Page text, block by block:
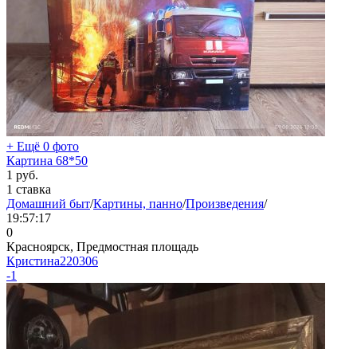
+ Ещё 0 фото
Картина 68*50
1 руб.
1 ставка
Домашний быт/Картины, панно/Произведения/
19:57:17
0
Красноярск, Предмостная площадь
Кристина220306
-1